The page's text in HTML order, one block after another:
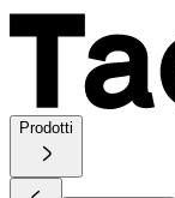
Prodotti